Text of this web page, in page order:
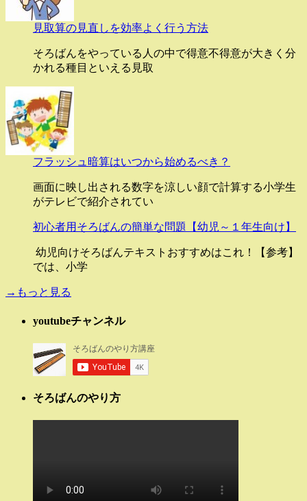
見取算の見直しを効率よく行う方法
そろばんをやっている人の中で得意不得意が大きく分
かれる種目といえる見取
フラッシュ暗算はいつから始めるべき？
画面に映し出される数字を涼しい顔で計算する小学生
がテレビで紹介されてい
初心者用そろばんの簡単な問題【幼児～１年生向け】
幼児向けそろばんテキストおすすめはこれ！【参考】
では、小学
→もっと見る
youtubeチャンネル
そろばんのやり方